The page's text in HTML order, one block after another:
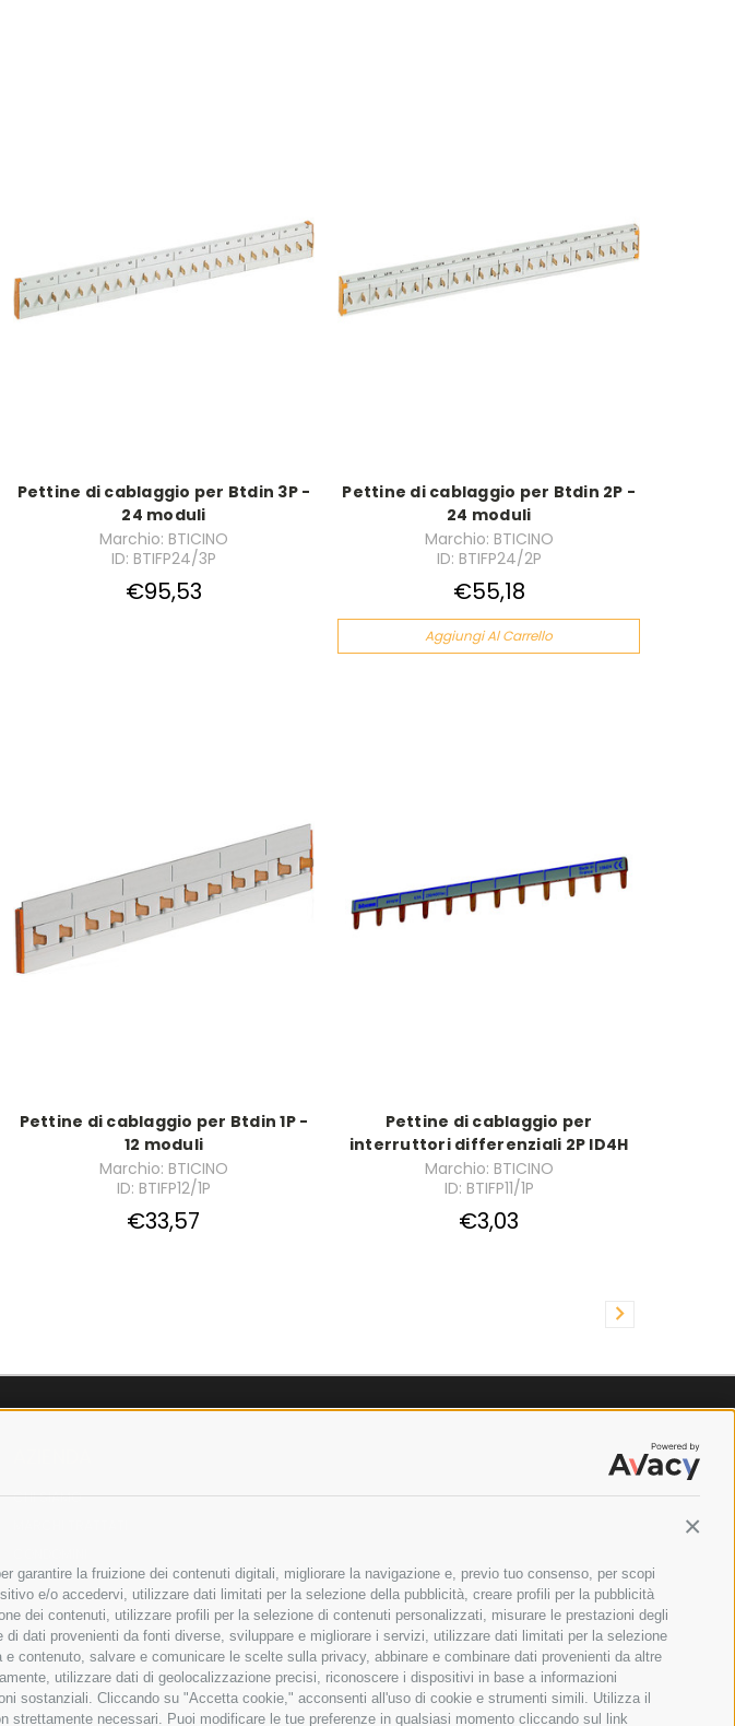
la fruizione dei contenuti digitali, migliorare la navigazione e, previo tuo consenso, per scopi
e/o accedervi, utilizzare dati limitati per la selezione della pubblicità, creare profili per la pubblicità
dei contenuti, utilizzare profili per la selezione di contenuti personalizzati, misurare le prestazioni degli
dati provenienti da fonti diverse, sviluppare e migliorare i servizi, utilizzare dati limitati per la selezione
contenuto, salvare e comunicare le scelte sulla privacy, abbinare e combinare dati provenienti da altre
utilizzare dati di geolocalizzazione precisi, riconoscere i dispositivi in base a informazioni
sostanziali. Cliccando su "Accetta cookie," acconsenti all'uso di cookie e strumenti simili. Utilizza il
necessari. Puoi modificare le tue preferenze in qualsiasi momento cliccando sul link
Pettine di cablaggio per Btdin 3P -
24 moduli
Marchio: BTICINO
ID: BTIFP24/3P
€95,53
Pettine di cablaggio per Btdin 2P -
24 moduli
Marchio: BTICINO
ID: BTIFP24/2P
€55,18
Aggiungi Al Carrello
Pettine di cablaggio per Btdin 1P -
12 moduli
Marchio: BTICINO
ID: BTIFP12/1P
€33,57
Pettine di cablaggio per
interruttori differenziali 2P ID4H
Marchio: BTICINO
ID: BTIFP11/1P
€3,03
CHI SIAMO
Bonifico
Bancario